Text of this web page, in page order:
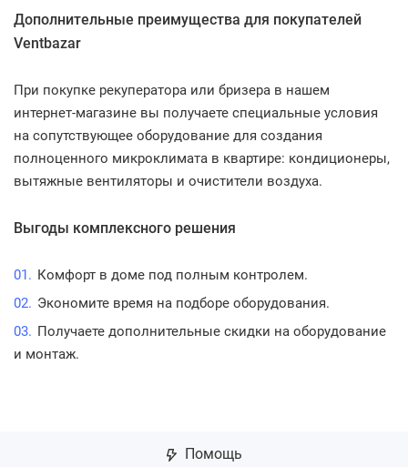
Дополнительные преимущества для покупателей
Ventbazar
При покупке рекуператора или бризера в нашем
интернет-магазине вы получаете специальные условия
на сопутствующее оборудование для создания
полноценного микроклимата в квартире: кондиционеры,
вытяжные вентиляторы и очистители воздуха.
Выгоды комплексного решения
Комфорт в доме под полным контролем.
Экономите время на подборе оборудования.
Получаете дополнительные скидки на оборудование
и монтаж.
Помощь